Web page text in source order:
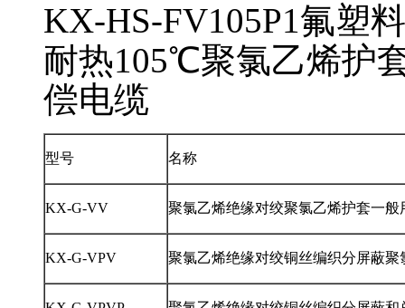
KX-HS-FV105P1氟塑
耐热105℃聚氯乙烯护
偿电缆
型号 名称
KX-G-VV 聚氯乙烯绝缘对绞聚氯乙烯护套一
KX-G-VPV 聚氯乙烯绝缘对绞铜丝编织分屏蔽